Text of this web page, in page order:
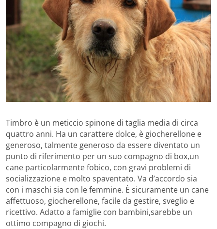
Timbro è un meticcio spinone di taglia media di circa
quattro anni. Ha un carattere dolce, è giocherellone e
generoso, talmente generoso da essere diventato un
punto di riferimento per un suo compagno di box,un
cane particolarmente fobico, con gravi problemi di
socializzazione e molto spaventato. Va d’accordo sia
con i maschi sia con le femmine. È sicuramente un cane
affettuoso, giocherellone, facile da gestire, sveglio e
ricettivo. Adatto a famiglie con bambini,sarebbe un
ottimo compagno di giochi.